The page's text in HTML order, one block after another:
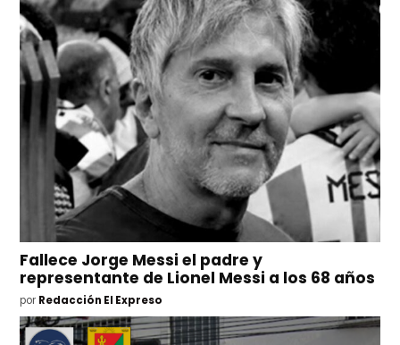
Fallece Jorge Messi el padre y
representante de Lionel Messi a los 68 años
por Redacción El Expreso